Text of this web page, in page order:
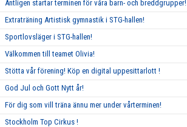
Äntligen startar terminen för våra barn- och breddgrupper!
Extraträning Artistisk gymnastik i STG-hallen!
Sportlovsläger i STG-hallen!
Välkommen till teamet Olivia!
Stötta vår förening! Köp en digital uppesittarlott !
God Jul och Gott Nytt år!
För dig som vill träna ännu mer under vårterminen!
Stockholm Top Cirkus !